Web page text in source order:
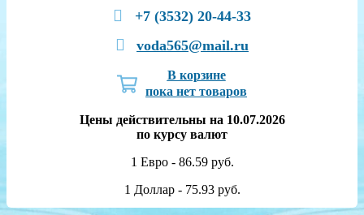
+7 (3532) 20-44-33
voda565@mail.ru
В корзине
пока нет товаров
Цены действительны на 10.07.2026
по курсу валют
1 Евро - 86.59 руб.
1 Доллар - 75.93 руб.